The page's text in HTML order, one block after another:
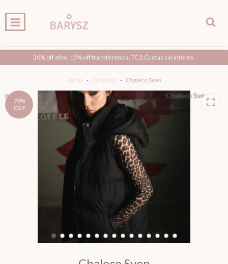
20% off efvo, 15% off transferencia, TC 2 Cuotas sin interés.
Inicio - Chalecos - Chaleco Sven
29%
OFF